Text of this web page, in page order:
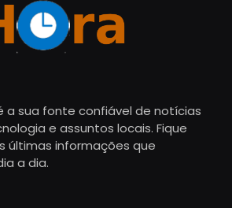
a sua fonte confiável de notícias
e assuntos locais. Fique
últimas informações que
a dia.